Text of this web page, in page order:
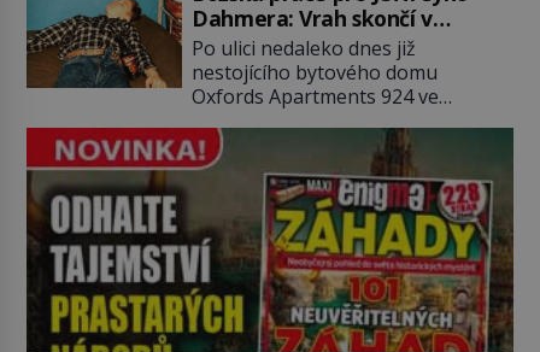
podivínským majitelem. Něco tu
nesedí. Ledaže… Ledaže by ta
mladá dívka z farmy byla ne
manželkou, ale dcerou – a všechny
ty děti byly zplozené v incestu. Na
sociálním odboru jednoho z […]
Dahmera: Vrah skončí v
tratolišti krve ve vězeňských
umývárnách
Po ulici nedaleko dnes již
nestojícího bytového domu
Oxfords Apartments 924 ve
potácí zcela zmatený 14letý
Konerak Sinthasomphone. Když ho
zastaví policejní hlídka, ochable jí
nadiktuje adresu „jeho kamaráda“.
Strážníci ho dopraví zpět do
udaného bytu. Oním „kamarádem“
je ovšem jeden z nejslavnějších
vrahů, Jeffrey Dahmer (1960–1994).
Je 27. května 1991. […]